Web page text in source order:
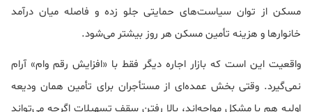
مسکن از توان سیاست‌های حمایتی جلو زده و فاصله میان درآمد
خانوارها و هزینه تأمین مسکن هر روز بیشتر می‌شود.
واقعیت این است که بازار اجاره دیگر فقط با «افزایش رقم وام» آرام
نمی‌گیرد. وقتی بخش عمده‌ای از مستأجران برای تأمین همان ودیعه
اولیه هم با مشکل مواجه‌اند، بالا رفتن سقف تسهیلات اگرچه می‌تواند